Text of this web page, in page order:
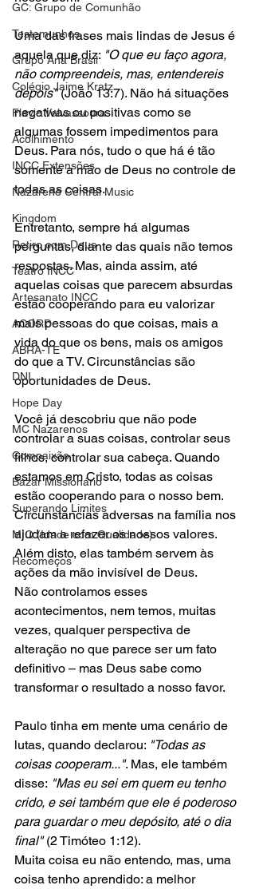
GC: Grupo de Comunhão
Testemunhos
Grupo Ana Brasil
Colégio Jaime Kratz
Flavio Valvassoura
Acolhimento
INCC Extensões
Nazareno Central Music
Kingdom
Retiro com Deus
Teatro INCC
Artesanato INCC
ACORD
ABRA-TE
DNI
Hope Day
MC Nazarenos
Compaixão
Bazar Missionário
Superando Limites
MIQ (Idade com Qualidade)
Recomeços
Uma das frases mais lindas de Jesus é
aquela que diz: "O que eu faço agora,
não compreendeis, mas, entendereis
depois" (João 13:7). Não há situações
negativas ou positivas como se
algumas fossem impedimentos para
Deus. Para nós, tudo o que há é tão
somente a mão de Deus no controle de
todas as coisas.
Entretanto, sempre há algumas
perguntas, diante das quais não temos
respostas. Mas, ainda assim, até
aquelas coisas que parecem absurdas
estão cooperando para eu valorizar
mais pessoas do que coisas, mais a
vida do que os bens, mais os amigos
do que a TV. Circunstâncias são
oportunidades de Deus.
Você já descobriu que não pode
controlar a suas coisas, controlar seus
filhos, controlar sua cabeça. Quando
estamos em Cristo, todas as coisas
estão cooperando para o nosso bem.
Circunstâncias adversas na família nos
ajudam a refazer os nossos valores.
Além disto, elas também servem às
ações da mão invisível de Deus.
Não controlamos esses
acontecimentos, nem temos, muitas
vezes, qualquer perspectiva de
alteração no que parece ser um fato
definitivo – mas Deus sabe como
transformar o resultado a nosso favor.
Paulo tinha em mente uma cenário de
lutas, quando declarou: "Todas as
coisas cooperam...". Mas, ele também
disse: "Mas eu sei em quem eu tenho
crido, e sei também que ele é poderoso
para guardar o meu depósito, até o dia
final" (2 Timóteo 1:12).
Muita coisa eu não entendo, mas, uma
coisa tenho aprendido: a melhor